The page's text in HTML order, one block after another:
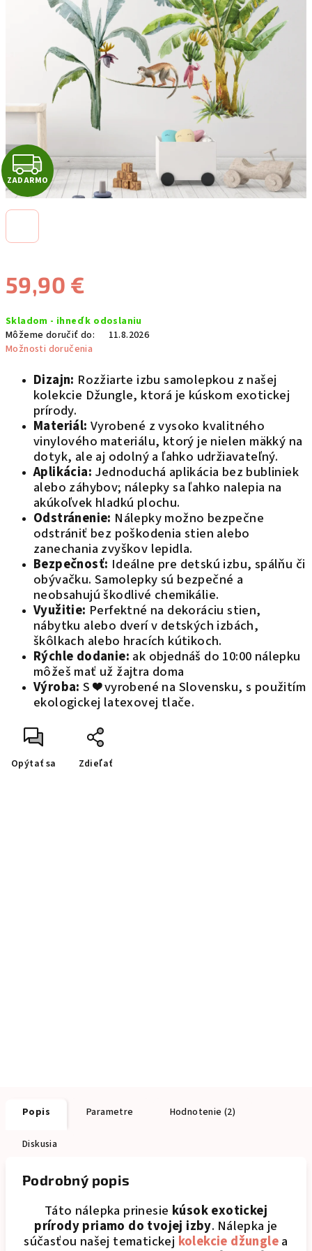
59,90 €
cena:
Skladom - ihneď k odoslaniu
Môžeme doručiť do:
11.8.2026
Možnosti doručenia
Dizajn: Rozžiarte izbu samolepkou z našej
kolekcie Džungle, ktorá je kúskom exotickej
prírody.
Materiál: Vyrobené z vysoko kvalitného
vinylového materiálu, ktorý je nielen mäkký na
dotyk, ale aj odolný a ľahko udržiavateľný.
Aplikácia: Jednoduchá aplikácia bez bubliniek
alebo záhybov; nálepky sa ľahko nalepia na
akúkoľvek hladkú plochu.
Odstránenie: Nálepky možno bezpečne
odstrániť bez poškodenia stien alebo
zanechania zvyškov lepidla.
Bezpečnosť: Ideálne pre detskú izbu, spálňu či
obývačku. Samolepky sú bezpečné a
neobsahujú škodlivé chemikálie.
Využitie: Perfektné na dekoráciu stien,
nábytku alebo dverí v detských izbách,
škôlkach alebo hracích kútikoch.
Rýchle dodanie: ak objednáš do 10:00 nálepku
môžeš mať už žajtra doma
Výroba: S ❤️ vyrobené na Slovensku, s použitím
ekologickej latexovej tlače.
Opýtať sa Zdieľať
Z
A
R
M
O
ZADARMO
Popis Parametre Hodnotenie (2)
Diskusia
Podrobný popis
Táto nálepka prinesie kúsok exotickej
prírody priamo do tvojej izby. Nálepka je
súčasťou našej tematickej kolekcie džunglea